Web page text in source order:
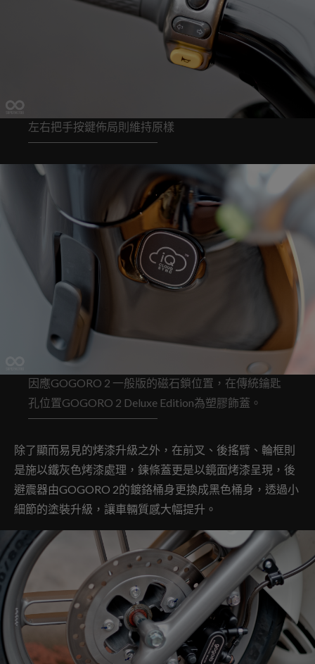
左右把手按鍵佈局則維持原樣
因應GOGORO 2 一般版的磁石鎖位置，在傳統鑰匙
孔位置GOGORO 2 Deluxe Edition為塑膠飾蓋。
除了顯而易見的烤漆升級之外，在前叉、後搖臂、輪框則
是施以鐵灰色烤漆處理，鍊條蓋更是以鏡面烤漆呈現，後
避震器由GOGORO 2的鍍鉻桶身更換成黑色桶身，透過小
細節的塗裝升級，讓車輛質感大幅提升。